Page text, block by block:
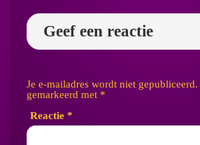
Geef een reactie
Je e-mailadres wordt niet gepubliceerd.
gemarkeerd met *
Reactie *